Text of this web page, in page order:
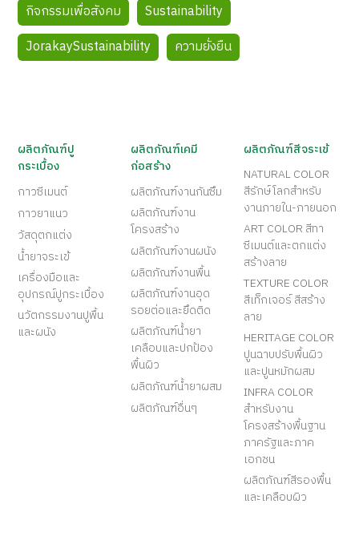
กิจกรรมเพื่อสังคม
Sustainability
JorakaySustainability
ความยั่งยืน
ผลิตภัณฑ์ปู
กระเบื้อง
กาวซีเมนต์
กาวยาแนว
วัสดุตกแต่ง
น้ำยาจระเข้
เครื่องมือและ
อุปกรณ์ปูกระเบื้อง
นวัตกรรมงานปูพื้น
และผนัง
ผลิตภัณฑ์เคมี
ก่อสร้าง
ผลิตภัณฑ์งานกันซึม
ผลิตภัณฑ์งาน
โครงสร้าง
ผลิตภัณฑ์งานผนัง
ผลิตภัณฑ์งานพื้น
ผลิตภัณฑ์งานอุด
รอยต่อและยึดติด
ผลิตภัณฑ์น้ำยา
เคลือบและปกป้อง
พื้นผิว
ผลิตภัณฑ์น้ำยาผสม
ผลิตภัณฑ์อื่นๆ
ผลิตภัณฑ์สีจระเข้
NATURAL COLOR
สีรักษ์โลกสำหรับ
งานภายใน-ภายนอก
ART COLOR สีทา
ซีเมนต์และตกแต่ง
สร้างลาย
TEXTURE COLOR
สีเท็กเจอร์ สีสร้าง
ลาย
HERITAGE COLOR
ปูนฉาบปรับพื้นผิว
และปูนหมักผสม
INFRA COLOR
สำหรับงาน
โครงสร้างพื้นฐาน
ภาครัฐและภาค
เอกชน
ผลิตภัณฑ์สีรองพื้น
และเคลือบผิว